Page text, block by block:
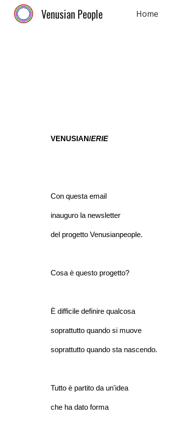
Venusian People Home
VENUSIAN/ERIE
Con questa email
inauguro la newsletter
del progetto Venusianpeople.
Cosa è questo progetto?
È difficile definire qualcosa
soprattutto quando si muove
soprattutto quando sta nascendo.
Tutto è partito da un'idea
che ha dato forma